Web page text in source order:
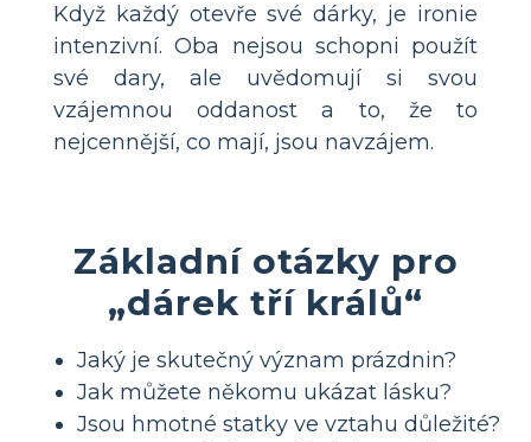
Když každý otevře své dárky, je ironie
intenzivní. Oba nejsou schopni použít
své dary, ale uvědomují si svou
vzájemnou oddanost a to, že to
nejcennější, co mají, jsou navzájem.
Základní otázky pro
„dárek tří králů“
Jaký je skutečný význam prázdnin?
Jak můžete někomu ukázat lásku?
Jsou hmotné statky ve vztahu důležité?